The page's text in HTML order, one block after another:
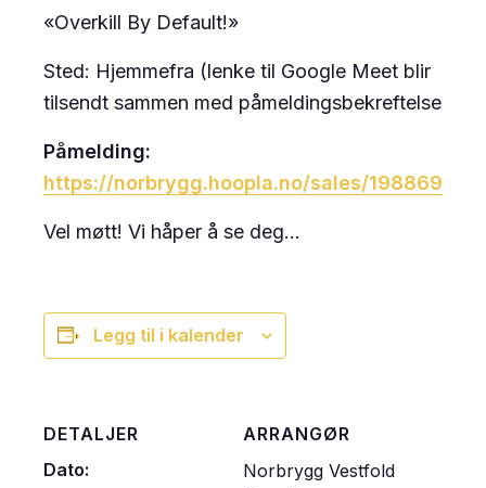
«Overkill By Default!»
Sted: Hjemmefra (lenke til Google Meet blir
tilsendt sammen med påmeldingsbekreftelsen)
Påmelding:
https://norbrygg.hoopla.no/sales/
Vel møtt! Vi håper å se deg…
Legg til i kalender
DETALJER
Dato:
ARRANGØR
Norbrygg Vestfold